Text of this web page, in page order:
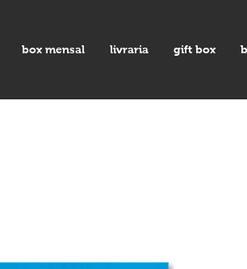
box mensal livraria gift box